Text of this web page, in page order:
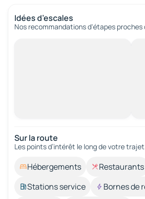
Idées d’escales
Nos recommandations d'étapes proches
Sur la route
Les points d’intérêt le long de votre
Hébergements Restaurants
Stations service
Bornes de